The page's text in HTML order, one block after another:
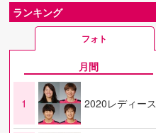
ランキング
フォト
月間
1 2020レディー